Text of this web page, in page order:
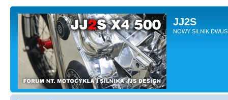
JJ2S
NOWY SILNIK